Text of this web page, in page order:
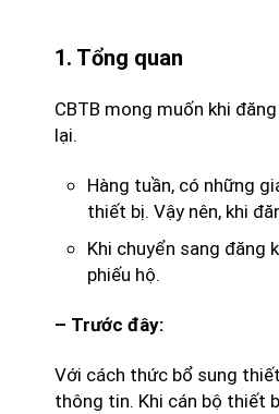
1. Tổng quan
CBTB mong muốn khi
lại.
Hàng tuần, có những
thiết bị. Vậy nên, khi
Khi chuyển sang đăng
phiếu hộ.
– Trước đây:
Với cách thức bổ sung
thông tin. Khi cán bộ thiết